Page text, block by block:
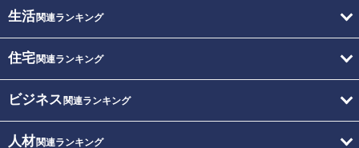
生活関連ランキング
住宅関連ランキング
ビジネス 関連ランキング
人材関連ランキング